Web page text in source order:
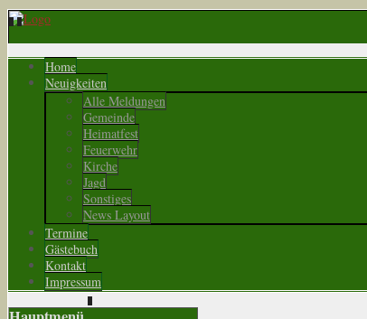
Home
Neuigkeiten
Alle Meldungen
Gemeinde
Heimatfest
Feuerwehr
Kirche
Jagd
Sonstiges
News Layout
Termine
Gästebuch
Kontakt
Impressum